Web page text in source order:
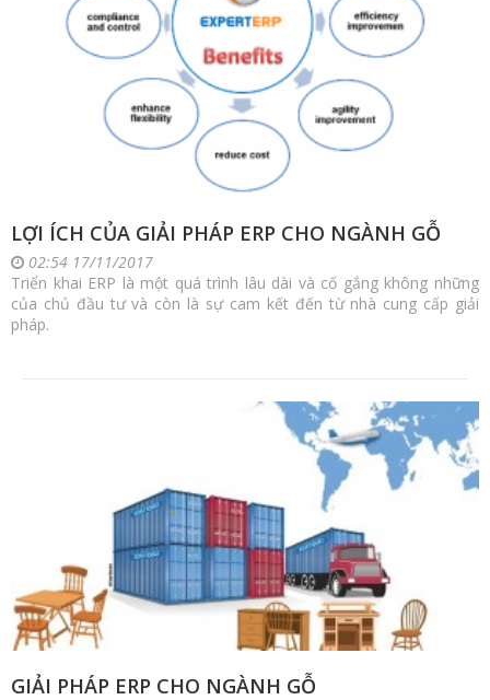
LỢI ÍCH CỦA GIẢI PHÁP ERP CHO NGÀNH GỖ
02:54 17/11/2017
Triển khai ERP là một quá trình lâu dài và cố gắng không những
của chủ đầu tư và còn là sự cam kết đến từ nhà cung cấp giải
pháp.
GIẢI PHÁP ERP CHO NGÀNH GỖ